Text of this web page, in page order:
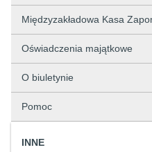
Międzyzakładowa Kasa
Oświadczenia majątkowe
O biuletynie
Pomoc
INNE